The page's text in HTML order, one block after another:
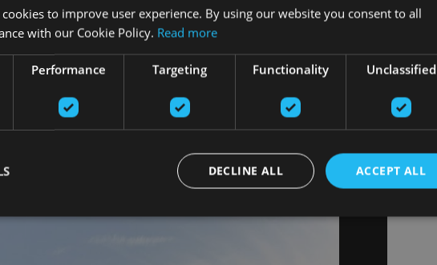
okupacijasmuzejs.lv/en
30.05.2022.
to improve user experience. By using our website you consent to all
with our Cookie Policy. Read more
Performance Targeting Functionality Unclassified
ACCEPT ALL
DECLINE ALL